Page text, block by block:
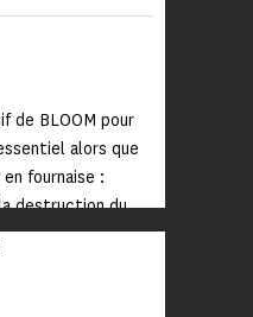
de BLOOM pour
alors que
fournaise :
destruction du